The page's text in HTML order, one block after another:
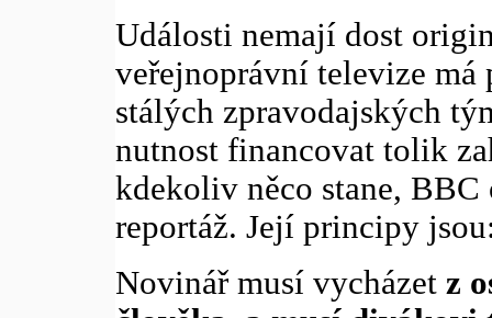
Události nemají dost
veřejnoprávní televize má
stálých zpravodajských
nutnost financovat tolik
kdekoliv něco stane,
reportáž. Její principy
Novinář musí vycházet z